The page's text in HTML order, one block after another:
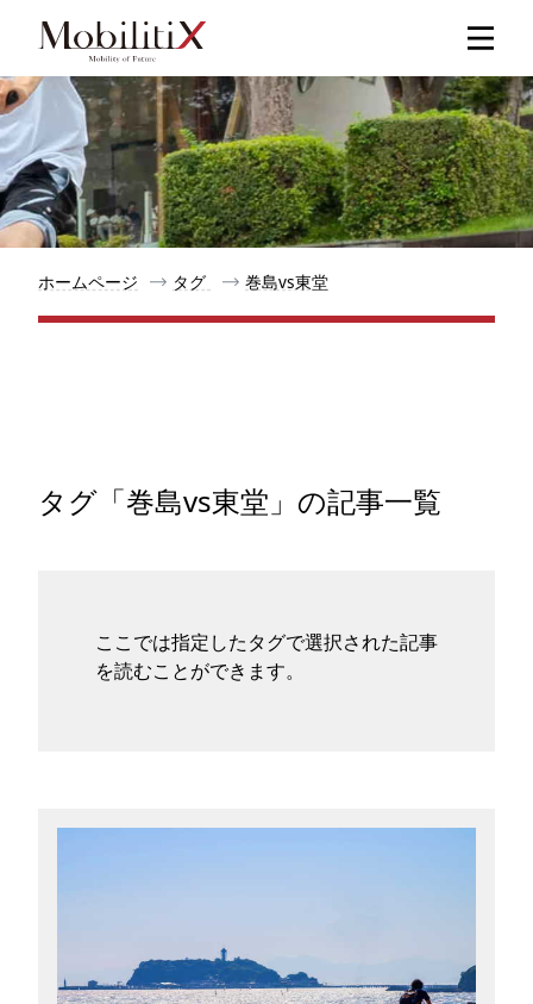
新着記事
人気記事
都道府県
お問い合わせ
ホームページ タグ 巻島vs東堂
タグ「巻島vs東堂」の記事一覧
ここでは指定したタグで選択された記事
を読むことができます。